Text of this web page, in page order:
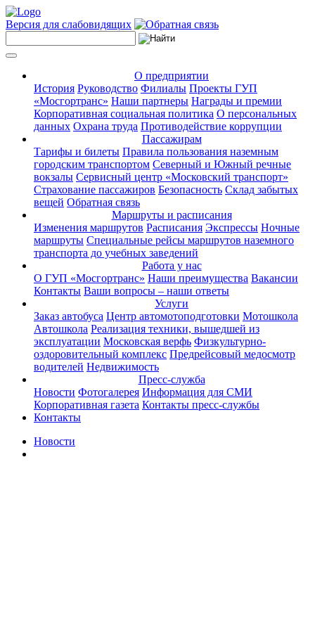
Версия для слабовидящих
О предприятии
История Руководство Филиалы Проекты ГУП
«Мосгортранс» Наши партнеры Награды и премии
Корпоративная социальная политика О персональных
данных Охрана труда Противодействие коррупции
Пассажирам
Тарифы и билеты Правила пользования наземным
городским транспортом Северный и Южный речные
вокзалы Сервисный центр «Московский транспорт»
Страхование пассажиров Безопасность Склад забытых
вещей Обратная связь
Маршруты и расписания
Изменения маршрутов Расписания Экспрессы Ночные
маршруты Специальные рейсы маршрутов наземного
транспорта до учебных заведений
Работа у нас
О ГУП «Мосгортранс» Наши преимущества Вакансии
Контакты Ваши вопросы – наши ответы
Услуги
Заказ автобуса Центр автомотоподготовки Мотошкола
Автошкола Реализация техники, вышедшей из
эксплуатации Московская верфь Физкультурно-
оздоровительный комплекс Предрейсовый медосмотр
водителей Недвижимость
Пресс-служба
Новости Фотогалерея Информация для СМИ
Корпоративная газета Контакты пресс-службы
Контакты
Новости